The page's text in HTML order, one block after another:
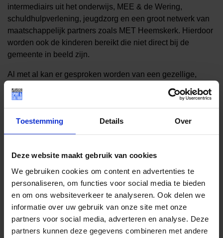
Toestemming Details Over
Deze website maakt gebruik van cookies
We gebruiken cookies om content en advertenties te
personaliseren, om functies voor social media te bieden
en om ons websiteverkeer te analyseren. Ook delen we
informatie over uw gebruik van onze site met onze
partners voor social media, adverteren en analyse. Deze
partners kunnen deze gegevens combineren met andere
intermediairs uit het onderwijs, MEE & de Wering,
schuldhulpverlening, jeugdzorg en een groot netwerk van
maatschappelijk partners zoals MET Heemskerk. Hierdoor
worden ook de kinderen bereikt die niet direct bij de
gemeente in beeld zijn.
Al met al kan er gesproken worden van een gezellige,
positieve en productieve start van het Jeugdfonds Sport &
Cultuur in Heemskerk!
Deel dit bericht op social media!